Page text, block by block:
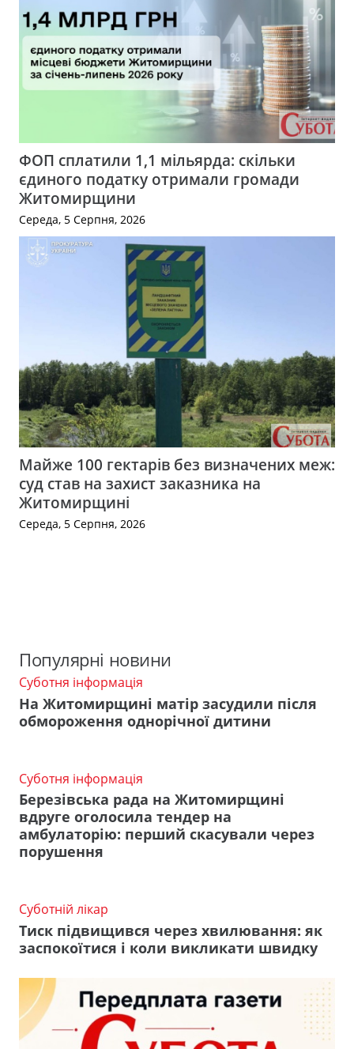
ФОП сплатили 1,1 мільярда: скільки
єдиного податку отримали громади
Житомирщини
Середа, 5 Серпня, 2026
Майже 100 гектарів без визначених меж:
суд став на захист заказника на
Житомирщині
Середа, 5 Серпня, 2026
Популярні новини
Суботня інформація
На Житомирщині матір засудили після
обмороження однорічної дитини
Суботня інформація
Березівська рада на Житомирщині
вдруге оголосила тендер на
амбулаторію: перший скасували через
порушення
Суботній лікар
Тиск підвищився через хвилювання: як
заспокоїтися і коли викликати швидку